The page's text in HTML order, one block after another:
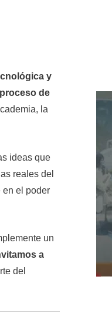
y
de
la
ideas que
reales del
en el poder
un
a
del